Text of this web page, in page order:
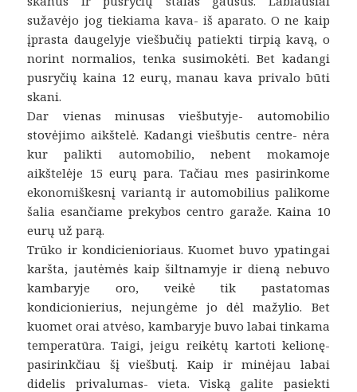
sužavėjo jog tiekiama kava- iš aparato. O ne kaip
įprasta daugelyje viešbučių patiekti tirpią kavą, o
norint normalios, tenka susimokėti. Bet kadangi
pusryčių kaina 12 eurų, manau kava privalo būti
skani.
Dar vienas minusas viešbutyje- automobilio
stovėjimo aikštelė. Kadangi viešbutis centre- nėra
kur palikti automobilio, nebent mokamoje
aikštelėje 15 eurų para. Tačiau mes pasirinkome
ekonomiškesnį variantą ir automobilius palikome
šalia esančiame prekybos centro garaže. Kaina 10
eurų už parą.
Trūko ir kondicienioriaus. Kuomet buvo ypatingai
karšta, jautėmės kaip šiltnamyje ir dieną nebuvo
kambaryje oro, veikė tik pastatomas
kondicionierius, nejungėme jo dėl mažylio. Bet
kuomet orai atvėso, kambaryje buvo labai tinkama
temperatūra. Taigi, jeigu reikėtų kartoti kelionę-
pasirinkčiau šį viešbutį. Kaip ir minėjau labai
didelis privalumas- vieta. Viską galite pasiekti